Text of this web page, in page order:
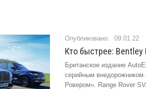
09.01.22
Кто быстрее: Bentley
Британское издание
серийным
Ровером». Range Rover